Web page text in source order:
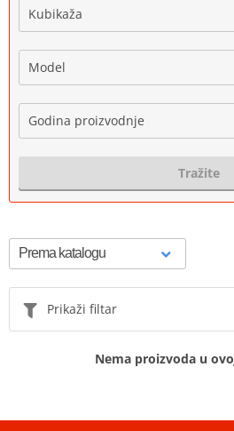
Kubikaža
Model
Godina proizvodnje
Tražite
Prikaži filtar
Nema proizvoda u